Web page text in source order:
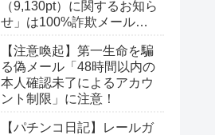
（9,130pt）に関するお知ら
せ」は100%詐欺メール！
【注意喚起】第一生命を騙
る偽メール「48時間以内の
本人確認未了によるアカウ
ント制限」に注意！
【パチンコ日記】レールガ